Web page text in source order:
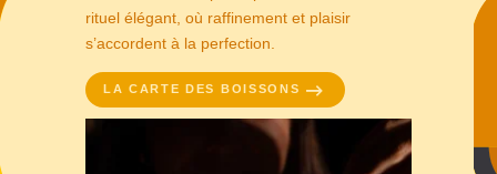
rituel élégant, où raffinement et plaisir
s’accordent à la perfection.
LA CARTE DES BOISSONS